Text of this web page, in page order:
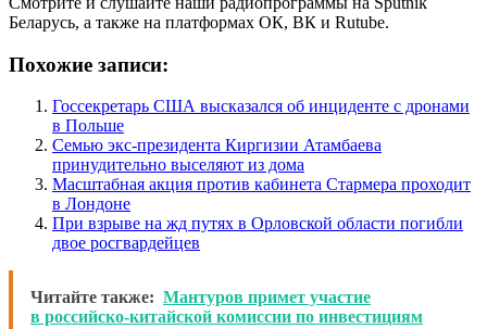
Беларусь, а также на платформах ОК, ВК и Rutube.
Похожие записи:
Госсекретарь США высказался об инциденте с дронами
в Польше
Семью экс-президента Киргизии Атамбаева
принудительно выселяют из дома
Масштабная акция против кабинета Стармера проходит
в Лондоне
При взрыве на жд путях в Орловской области погибли
двое росгвардейцев
Читайте также: Мантуров примет участие
в российско-китайской комиссии по инвестициям